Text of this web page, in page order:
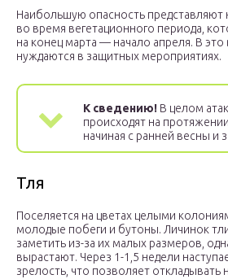
Наибольшую опасность представляют
во время вегетационного периода,
на конец марта — начало апреля. В
нуждаются в защитных мероприятиях.
К сведению! В целом
происходят на
начиная с ранней весны и
Тля
Поселяется на цветах целыми
молодые побеги и бутоны. Личинок
заметить из-за их малых размеров,
вырастают. Через 1-1,5 недели
зрелость, что позволяет откладывать